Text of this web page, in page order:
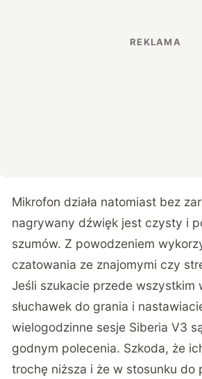
Mikrofon działa natomiast bez
nagrywany dźwięk jest czysty i
szumów. Z powodzeniem
czatowania ze znajomymi czy
Jeśli szukacie przede wszystkim
słuchawek do grania i
wielogodzinne sesje Siberia V3
godnym polecenia. Szkoda, że
trochę niższa i że w stosunku do